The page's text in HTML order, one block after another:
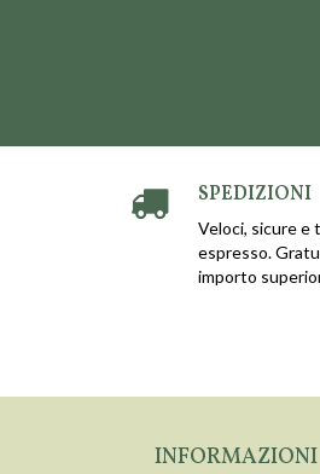
SPEDIZIONI
Veloci, sicure e
espresso.
importo
INFORMAZIONI